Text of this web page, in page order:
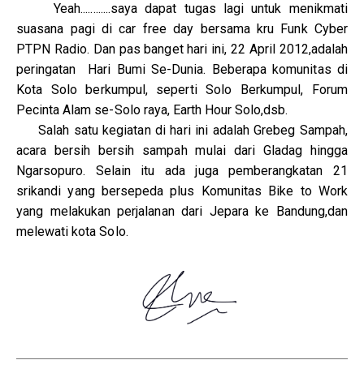
Yeah............saya dapat tugas lagi untuk menikmati
suasana pagi di car free day bersama kru Funk Cyber
PTPN Radio. Dan pas banget hari ini, 22 April 2012,adalah
peringatan Hari Bumi Se-Dunia. Beberapa komunitas di
Kota Solo berkumpul, seperti Solo Berkumpul, Forum
Pecinta Alam se-Solo raya, Earth Hour Solo,dsb.
Salah satu kegiatan di hari ini adalah Grebeg Sampah,
acara bersih bersih sampah mulai dari Gladag hingga
Ngarsopuro. Selain itu ada juga pemberangkatan 21
srikandi yang bersepeda plus Komunitas Bike to Work
yang melakukan perjalanan dari Jepara ke Bandung,dan
melewati kota Solo.